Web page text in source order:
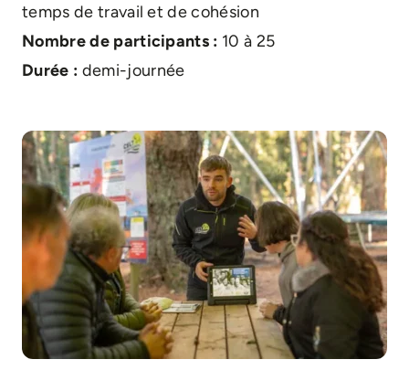
temps de travail et de cohésion
Nombre de participants : 10 à 25
Durée : demi-journée